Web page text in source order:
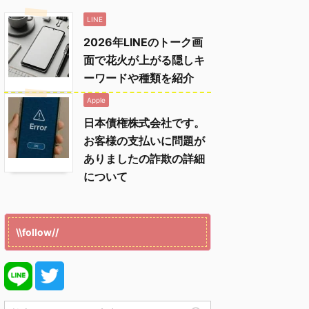
LINE
2026年LINEのトーク画
面で花火が上がる隠しキ
ーワードや種類を紹介
Apple
日本債権株式会社です。
お客様の支払いに問題が
ありましたの詐欺の詳細
について
\\follow//